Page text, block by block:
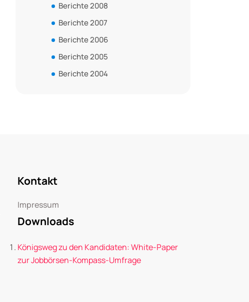
Berichte 2008
Berichte 2007
Berichte 2006
Berichte 2005
Berichte 2004
Kontakt
Impressum
Downloads
Königsweg zu den Kandidaten: White-Paper
zur Jobbörsen-Kompass-Umfrage